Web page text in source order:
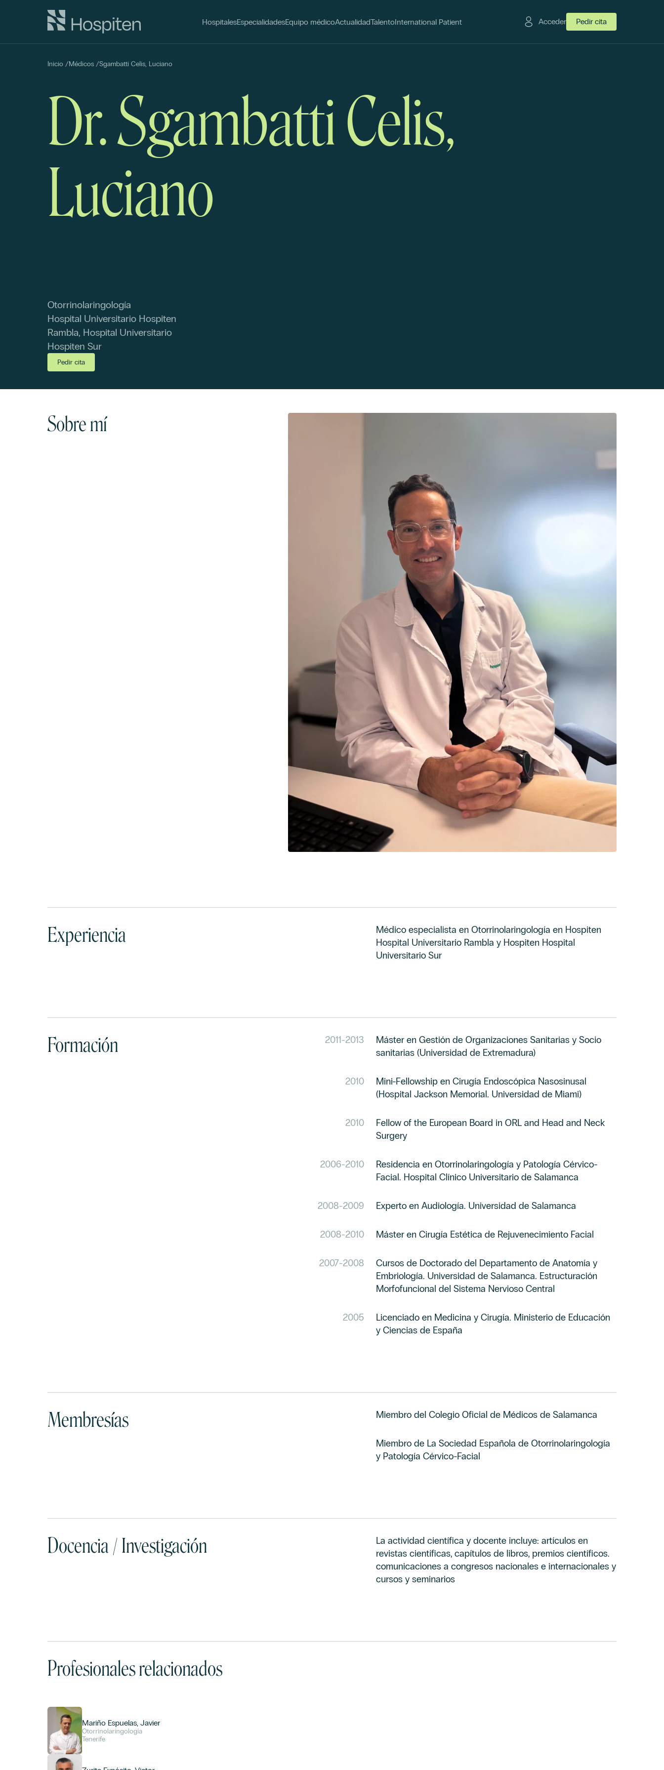
HospitalesEspecialidadesEquipo médicoActualidadTalentoInternational Patient Acceder Pedir cita
Inicio /Médicos /Sgambatti Celis, Luciano
Dr. Sgambatti Celis,
Luciano
Otorrinolaringología
Hospital Universitario Hospiten
Rambla, Hospital Universitario
Hospiten Sur
Pedir cita
Sobre mí
Experiencia
Médico especialista en Otorrinolaringología en Hospiten
Hospital Universitario Rambla y Hospiten Hospital
Universitario Sur
Formación 2011-2013
Máster en Gestión de Organizaciones Sanitarias y Socio
sanitarias (Universidad de Extremadura)
2010
Mini-Fellowship en Cirugía Endoscópica Nasosinusal
(Hospital Jackson Memorial. Universidad de Miami)
2010
Fellow of the European Board in ORL and Head and Neck
Surgery
2006-2010
Residencia en Otorrinolaringología y Patología Cérvico-
Facial. Hospital Clínico Universitario de Salamanca
2008-2009 Experto en Audiología. Universidad de Salamanca
2008-2010 Máster en Cirugía Estética de Rejuvenecimiento Facial
2007-2008
Cursos de Doctorado del Departamento de Anatomía y
Embriología. Universidad de Salamanca. Estructuración
Morfofuncional del Sistema Nervioso Central
2005
Licenciado en Medicina y Cirugía. Ministerio de Educación
y Ciencias de España
Membresías Miembro del Colegio Oficial de Médicos de Salamanca
Miembro de La Sociedad Española de Otorrinolaringología
y Patología Cérvico-Facial
Docencia / Investigación
La actividad científica y docente incluye: artículos en
revistas científicas, capítulos de libros, premios científicos.
comunicaciones a congresos nacionales e internacionales y
cursos y seminarios
Profesionales relacionados
Mariño Espuelas, Javier
Otorrinolaringología
Tenerife